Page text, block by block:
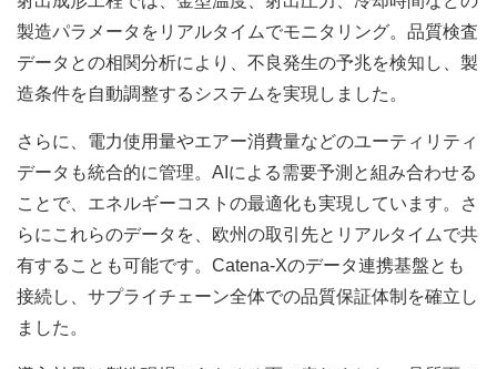
製造パラメータをリアルタイムでモニタリング。品質検査
データとの相関分析により、不良発生の予兆を検知し、製
造条件を自動調整するシステムを実現しました。
さらに、電力使用量やエアー消費量などのユーティリティ
データも統合的に管理。AIによる需要予測と組み合わせる
ことで、エネルギーコストの最適化も実現しています。さ
らにこれらのデータを、欧州の取引先とリアルタイムで共
有することも可能です。Catena-Xのデータ連携基盤とも
接続し、サプライチェーン全体での品質保証体制を確立し
ました。